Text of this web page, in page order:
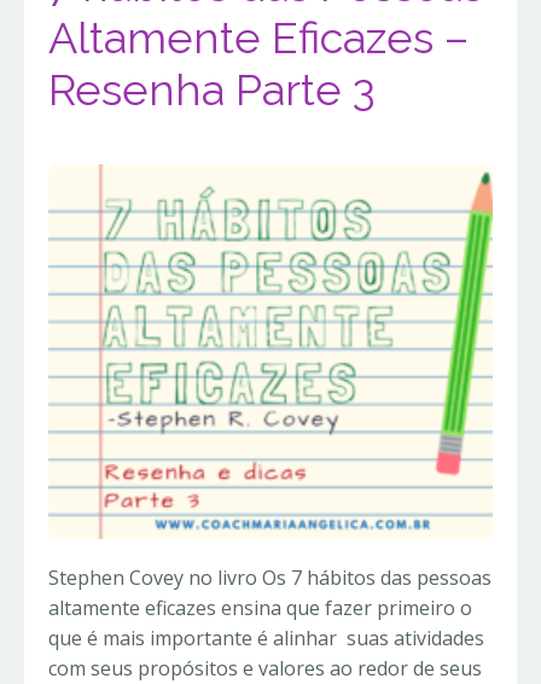
Altamente Eficazes –
Resenha Parte 3
Stephen Covey no livro Os 7 hábitos das pessoas
altamente eficazes ensina que fazer primeiro o
que é mais importante é alinhar suas atividades
com seus propósitos e valores ao redor de seus